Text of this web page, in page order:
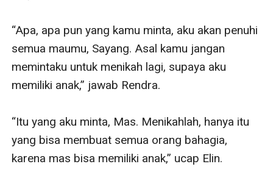
“Apa, apa pun yang kamu minta, aku akan penuhi
semua maumu, Sayang. Asal kamu jangan
memintaku untuk menikah lagi, supaya aku
memiliki anak,” jawab Rendra.
“Itu yang aku minta, Mas. Menikahlah, hanya itu
yang bisa membuat semua orang bahagia,
karena mas bisa memiliki anak,” ucap Elin.